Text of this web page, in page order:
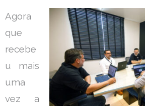
Agora
que
recebe
u mais
uma
vez a